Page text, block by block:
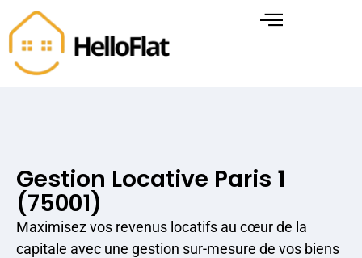
Gestion Locative Paris 1
(75001)
Maximisez vos revenus locatifs au cœur de la
capitale avec une gestion sur-mesure de vos biens